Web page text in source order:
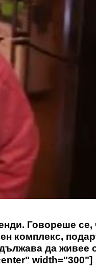
Говореше се,
комплекс,
да живее
width="300"]